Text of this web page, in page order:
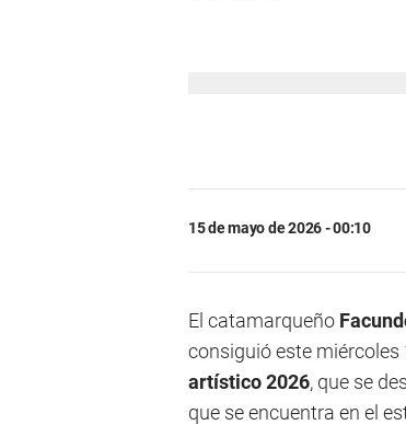
15 de mayo de 2026 - 00:10
El catamarqueño
consiguió este miércoles
artístico 2026, que se
que se encuentra en el